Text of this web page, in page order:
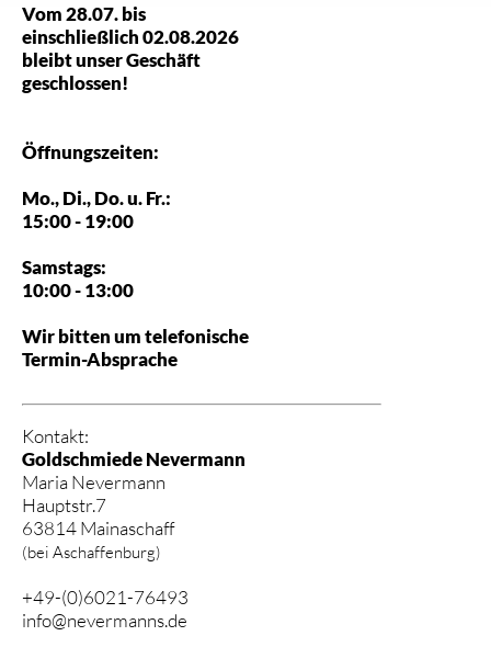
Vom 28.07. bis
einschließlich 02.08.2026
bleibt unser Geschäft
geschlossen!
Öffnungszeiten:
Mo., Di., Do. u. Fr.:
15:00 - 19:00
Samstags:
10:00 - 13:00
Wir bitten um telefonische
Termin-Absprache
Kontakt:
Goldschmiede Nevermann
Maria Nevermann
Hauptstr.7
63814 Mainaschaff
(bei Aschaffenburg)
+49-(0)6021-76493
info@nevermanns.de